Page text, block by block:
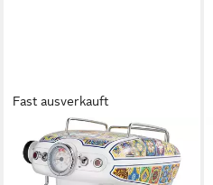
Fast ausverkauft
ARIETE
Espressomaschine,
Kaffeemaschine, 850W,